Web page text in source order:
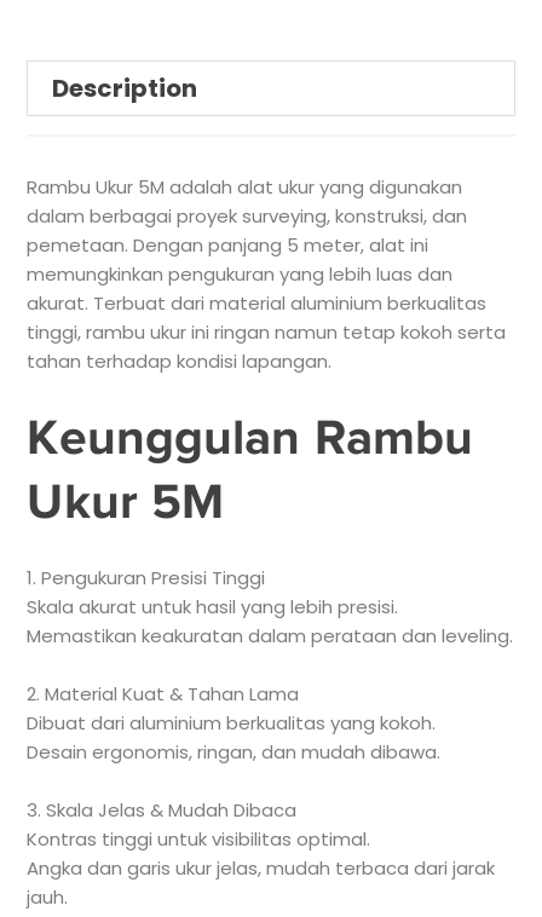
Description
Rambu Ukur 5M adalah alat ukur yang digunakan
dalam berbagai proyek surveying, konstruksi, dan
pemetaan. Dengan panjang 5 meter, alat ini
memungkinkan pengukuran yang lebih luas dan
akurat. Terbuat dari material aluminium berkualitas
tinggi, rambu ukur ini ringan namun tetap kokoh serta
tahan terhadap kondisi lapangan.
Keunggulan Rambu
Ukur 5M
1. Pengukuran Presisi Tinggi
Skala akurat untuk hasil yang lebih presisi.
Memastikan keakuratan dalam perataan dan leveling.
2. Material Kuat & Tahan Lama
Dibuat dari aluminium berkualitas yang kokoh.
Desain ergonomis, ringan, dan mudah dibawa.
3. Skala Jelas & Mudah Dibaca
Kontras tinggi untuk visibilitas optimal.
Angka dan garis ukur jelas, mudah terbaca dari jarak
jauh.